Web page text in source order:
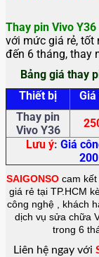
Thay pin Vivo
với mức giá rẻ, tốt
đến 6 tháng, thay
Bảng giá thay
Thiết bị
Thay pin
Vivo Y36
Lưu ý: Giá
SAIGONSO cam kết
giá rẻ tại TP.HCM
công nghệ , khách
dịch vụ sửa chữa
trong 6
Liên hệ ngay với